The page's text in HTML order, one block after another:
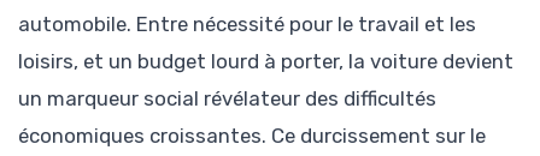
automobile. Entre nécessité pour le travail et les
loisirs, et un budget lourd à porter, la voiture devient
un marqueur social révélateur des difficultés
économiques croissantes. Ce durcissement sur le